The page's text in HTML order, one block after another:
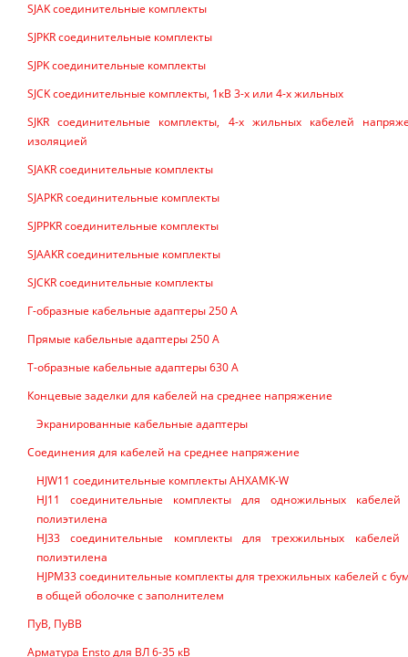
SJAK соединительные комплекты
SJPKR соединительные комплекты
SJPK соединительные комплекты
SJCK соединительные комплекты, 1кВ 3-х или 4-х жильных
SJKR соединительные комплекты, 4-х жильных кабелей
изоляцией
SJAKR соединительные комплекты
SJAPKR соединительные комплекты
SJPPKR соединительные комплекты
SJAAKR соединительные комплекты
SJCKR соединительные комплекты
Г-образные кабельные адаптеры 250 А
Прямые кабельные адаптеры 250 А
Т-образные кабельные адаптеры 630 А
Концевые заделки для кабелей на среднее напряжение
Экранированные кабельные адаптеры
Соединения для кабелей на среднее напряжение
HJW11 соединительные комплекты AHXAMK-W
HJ11 соединительные комплекты для одножильных
полиэтилена
HJ33 соединительные комплекты для трехжильных
полиэтилена
HJPM33 соединительные комплекты для трехжильных кабелей с
в общей оболочке с заполнителем
ПуВ, ПуВВ
Арматура Ensto для ВЛ 6-35 кВ